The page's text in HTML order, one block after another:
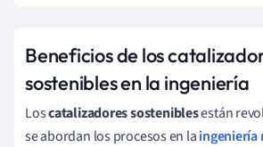
Beneficios de los
sostenibles en la ingeniería
Loscatalizadores sosteniblesestán
se abordan los procesos en laingeniería